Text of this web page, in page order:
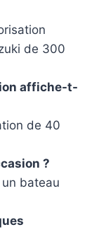
de 300
affiche-t-
de 40
?
bateau